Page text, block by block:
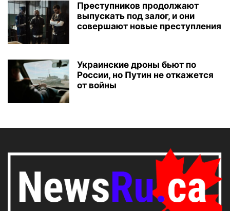
Преступников продолжают
выпускать под залог, и они
совершают новые преступления
Украинские дроны бьют по
России, но Путин не откажется
от войны